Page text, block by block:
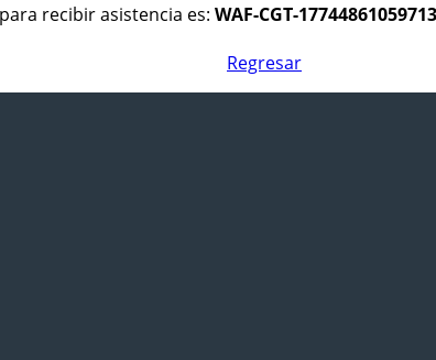
recibir asistencia es: WAF-CGT-
Regresar